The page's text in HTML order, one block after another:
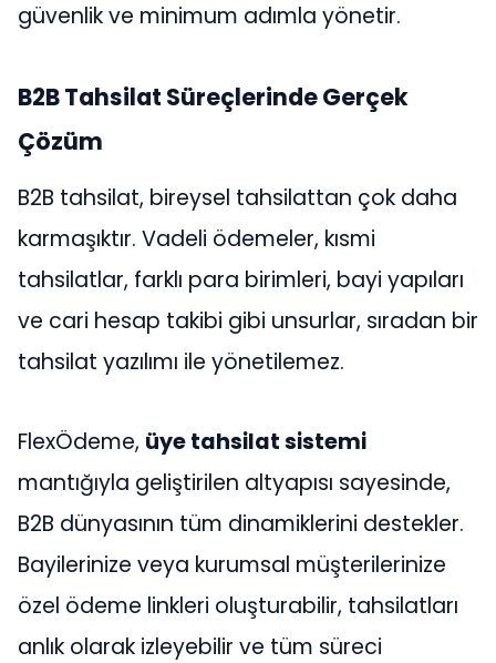
güvenlik ve minimum adımla yönetir.
B2B Tahsilat Süreçlerinde Gerçek
Çözüm
B2B tahsilat, bireysel tahsilattan çok daha
karmaşıktır. Vadeli ödemeler, kısmi
tahsilatlar, farklı para birimleri, bayi yapıları
ve cari hesap takibi gibi unsurlar, sıradan bir
tahsilat yazılımı ile yönetilemez.
FlexÖdeme, üye tahsilat sistemi
mantığıyla geliştirilen altyapısı sayesinde,
B2B dünyasının tüm dinamiklerini destekler.
Bayilerinize veya kurumsal müşterilerinize
özel ödeme linkleri oluşturabilir, tahsilatları
anlık olarak izleyebilir ve tüm süreci